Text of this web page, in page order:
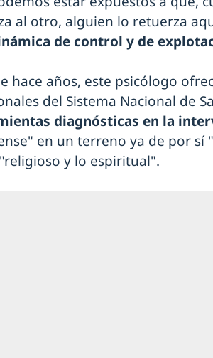
al otro, alguien lo retuerza
de control y de
hace años, este psicólogo
del Sistema Nacional de
diagnósticas en la
en un terreno ya de por sí
y lo espiritual".